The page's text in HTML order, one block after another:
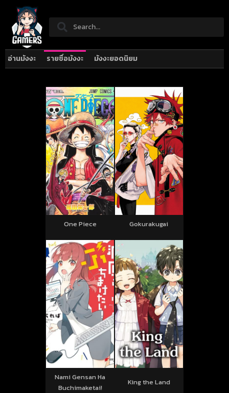
อ่านมังงะ รายชื่อมังงะ มังงะยอดนิยม
One Piece Gokurakugai
Nami Gensan Ha
Buchimaketai!
King the Land